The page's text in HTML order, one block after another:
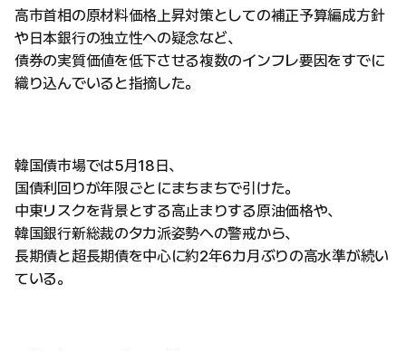
高市首相の原材料価格上昇対策としての補正予算編成方針
や日本銀行の独立性への疑念など、
債券の実質価値を低下させる複数のインフレ要因をすでに
織り込んでいると指摘した。
韓国債市場では5月18日、
国債利回りが年限ごとにまちまちで引けた。
中東リスクを背景とする高止まりする原油価格や、
韓国銀行新総裁のタカ派姿勢への警戒から、
長期債と超長期債を中心に約2年6カ月ぶりの高水準が続い
ている。